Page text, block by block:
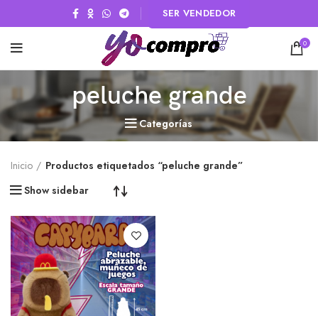
SER VENDEDOR
0
peluche grande
Categorías
Inicio
Productos etiquetados “peluche grande”
Show sidebar